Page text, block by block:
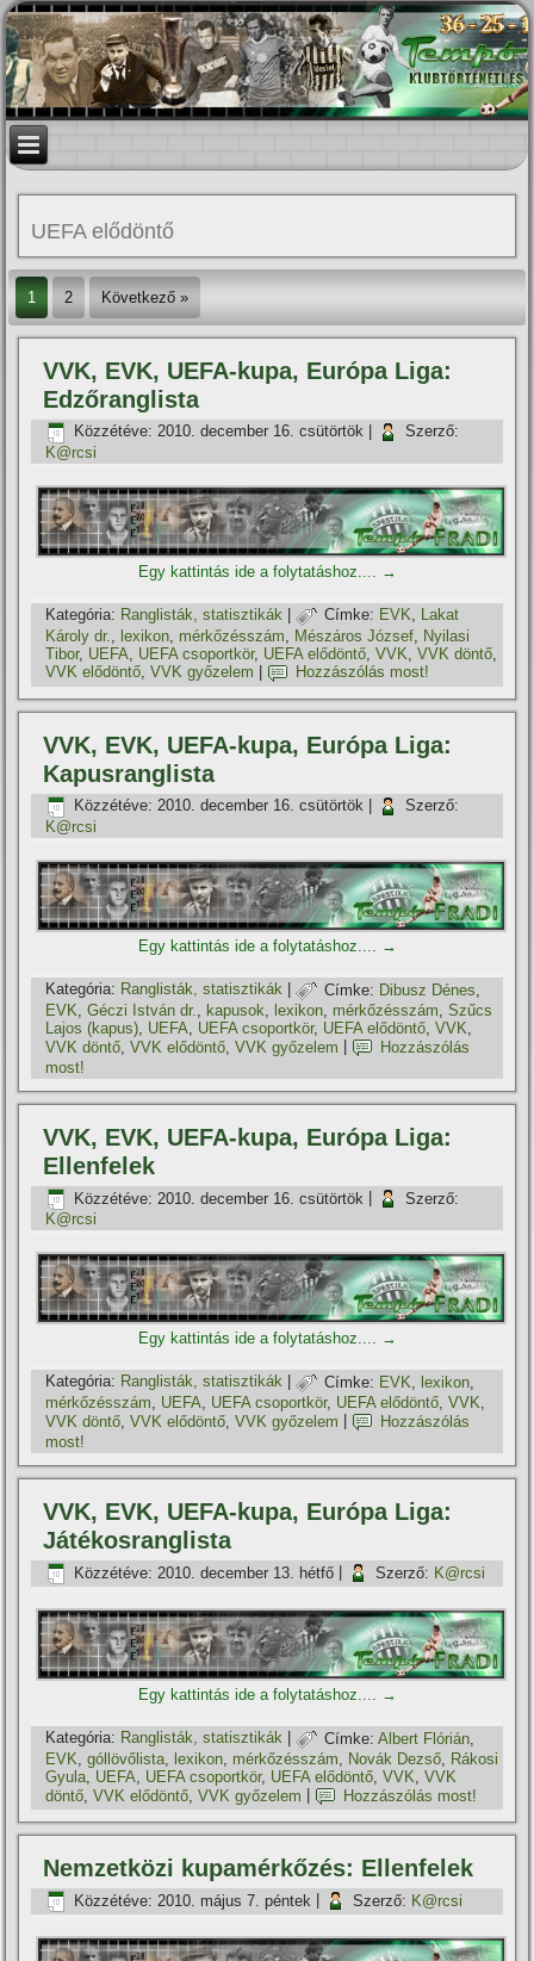
UEFA elődöntő
1 2 Következő »
VVK, EVK, UEFA-kupa, Európa Liga:
Edzőranglista
Közzétéve: 2010. december 16. csütörtök
Szerző:
K@rcsi
Egy kattintás ide a folytatáshoz.... →
Kategória: Ranglisták, statisztikák | Címke: EVK, Lakat
Károly dr., lexikon, mérkőzésszám, Mészáros József, Nyilasi
Tibor, UEFA, UEFA csoportkör, UEFA elődöntő,VVK,VVK döntő,
VVK elődöntő,VVK győzelem Hozzászólás most!
VVK, EVK, UEFA-kupa, Európa Liga:
Kapusranglista
Közzétéve: 2010. december 16. csütörtök
Szerző:
K@rcsi
Egy kattintás ide a folytatáshoz.... →
Kategória: Ranglisták, statisztikák | Címke: Dibusz Dénes
EVK,Géczi István dr., kapusok, lexikon, mérkőzésszám,Szűcs
Lajos (kapus), UEFA, UEFA csoportkör, UEFA elődöntő,VVK,
VVK döntő ,VVK elődöntő ,VVK győzelem
Hozzászólás
most!
VVK, EVK, UEFA-kupa, Európa Liga:
Ellenfelek
Közzétéve: 2010. december 16. csütörtök
Szerző:
K@rcsi
Egy kattintás ide a folytatáshoz.... →
Kategória: Ranglisták, statisztikák | Címke: EVK ,lexikon
mérkőzésszám, UEFA, UEFA csoportkör, UEFA elődöntő,VVK,
VVK döntő ,VVK elődöntő ,VVK győzelem
Hozzászólás
most!
VVK, EVK, UEFA-kupa, Európa Liga:
Játékosranglista
Közzétéve: 2010. december 13. hétfő Szerző: K@rcsi
Egy kattintás ide a folytatáshoz.... →
Kategória: Ranglisták, statisztikák | Címke: Albert Flórián
EVK,góllövőlista, lexikon, mérkőzésszám, Novák Dezső, Rákosi
Gyula, UEFA, UEFA csoportkör, UEFA elődöntő,VVK,VVK
döntő ,VVK elődöntő ,VVK győzelem Hozzászólás most!
Nemzetközi kupamérkőzés: Ellenfelek
Közzétéve: 2010. május 7. péntek Szerző: K@rcsi